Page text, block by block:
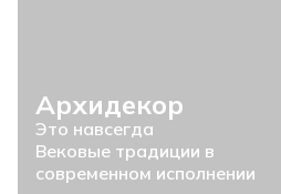
Архидекор
Это навсегда
Вековые традиции в
современном исполнении